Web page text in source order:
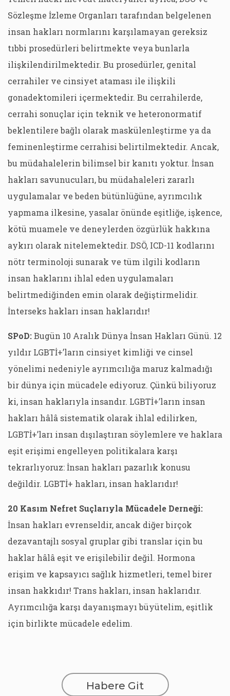
Sözleşme İzleme Organları tarafından belgelenen
insan hakları normlarını karşılamayan gereksiz
tıbbi prosedürleri belirtmekte veya bunlarla
ilişkilendirilmektedir. Bu prosedürler, genital
cerrahiler ve cinsiyet ataması ile ilişkili
gonadektomileri içermektedir. Bu cerrahilerde,
cerrahi sonuçlar için teknik ve heteronormatif
beklentilere bağlı olarak maskülenleştirme ya da
feminenleştirme cerrahisi belirtilmektedir. Ancak,
bu müdahalelerin bilimsel bir kanıtı yoktur. İnsan
hakları savunucuları, bu müdahaleleri zararlı
uygulamalar ve beden bütünlüğüne, ayrımcılık
yapmama ilkesine, yasalar önünde eşitliğe, işkence,
kötü muamele ve deneylerden özgürlük hakkına
aykırı olarak nitelemektedir. DSÖ, ICD-11 kodlarını
nötr terminoloji sunarak ve tüm ilgili kodların
insan haklarını ihlal eden uygulamaları
belirtmediğinden emin olarak değiştirmelidir.
İnterseks hakları insan haklarıdır!
SPoD:Bugün 10 Aralık Dünya İnsan Hakları Günü. 12
yıldır LGBTİ+’ların cinsiyet kimliği ve cinsel
yönelimi nedeniyle ayrımcılığa maruz kalmadığı
bir dünya için mücadele ediyoruz. Çünkü biliyoruz
ki, insan haklarıyla insandır. LGBTİ+’ların insan
hakları hâlâ sistematik olarak ihlal edilirken,
LGBTİ+’ları insan dışılaştıran söylemlere ve haklara
eşit erişimi engelleyen politikalara karşı
tekrarlıyoruz: İnsan hakları pazarlık konusu
değildir. LGBTİ+ hakları, insan haklarıdır!
20 Kasım Nefret Suçlarıyla Mücadele Derneği:
İnsan hakları evrenseldir, ancak diğer birçok
dezavantajlı sosyal gruplar gibi translar için bu
haklar hâlâ eşit ve erişilebilir değil. Hormona
erişim ve kapsayıcı sağlık hizmetleri, temel birer
insan hakkıdır! Trans hakları, insan haklarıdır.
Ayrımcılığa karşı dayanışmayı büyütelim, eşitlik
için birlikte mücadele edelim.
Habere Git